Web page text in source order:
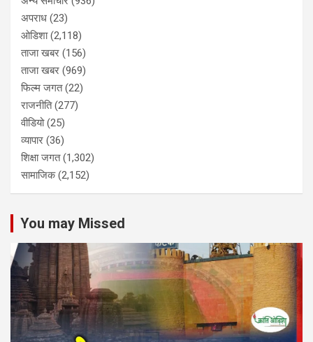
अपराध (23)
ओडिशा(2,118)
ताजा खबर (156)
ताजा खबर (969)
फिल्म जगत(22)
राजनीति(277)
वीडियो(25)
व्यापार (36)
शिक्षा जगत(1,302)
सामाजिक(2,152)
You may Missed